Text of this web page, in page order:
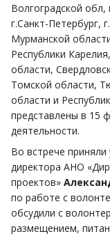
Волгоградской
г.Санкт-Петербург,
Мурманской
Республики
области,
Томской области,
области и
представлены в 15
деятельности.
Во встрече приняли
директора АНО
проектов»
по работе с
обсудили с
размещением,